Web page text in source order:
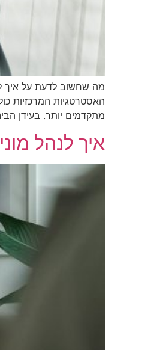
מה שחשוב לדעת על איך
מתקדמים יותר. בעידן
איך לנהל